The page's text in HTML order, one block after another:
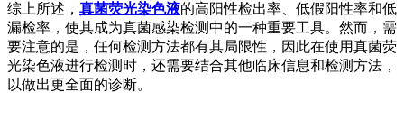
综上所述， 真菌荧光染色液的高阳性检出率、低假阳性率和低
漏检率，使其成为真菌感染检测中的一种重要工具。然而，需
要注意的是，任何检测方法都有其局限性，因此在使用真菌荧
光染色液进行检测时，还需要结合其他临床信息和检测方法，
以做出更全面的诊断。